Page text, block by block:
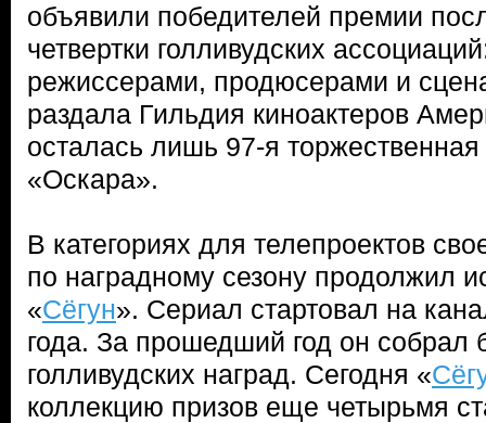
объявили победителей премии
четвертки голливудских
режиссерами, продюсерами и
раздала Гильдия киноактеров
осталась лишь 97-я
«Оскара».
В категориях для телепроектов
по наградному сезону продолжил
«Сёгун». Сериал стартовал на
года. За прошедший год он собрал
голливудских наград. Сегодня «
коллекцию призов еще четырьмя